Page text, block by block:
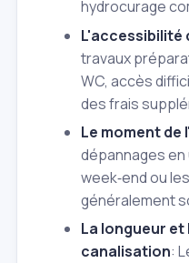
hydrocurage
L'accessibilité
travaux
WC, accès
des frais
Le moment
dépannages
week‑end ou
généralement
La longueur et
canalisation: